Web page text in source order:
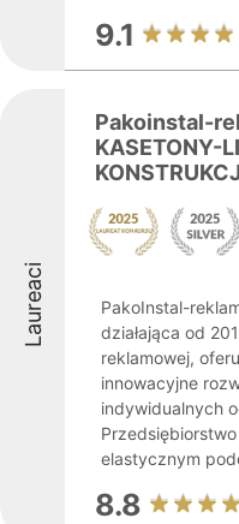
9.1
Laureaci
Pakoinstal-
KASETONY-
PakoInstal-
działająca od
reklamowej,
innowacyjne
indywidualnych
elastycznym
8.8